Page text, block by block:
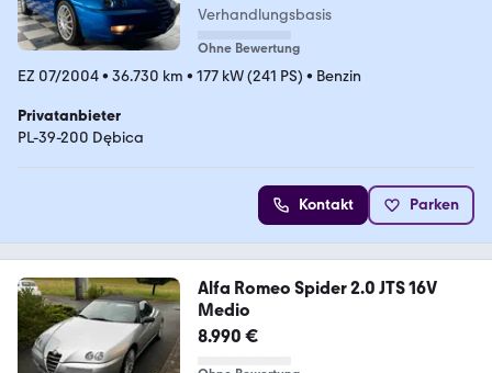
Verhandlungsbasis
Ohne Bewertung
EZ 07/2004• 36.730 km • 177 kW (241 PS) • Benzin
Privatanbieter
PL-39-200 Dębica
Kontakt Parken
Alfa Romeo Spider 2.0 JTS 16V
Medio
8.990 €